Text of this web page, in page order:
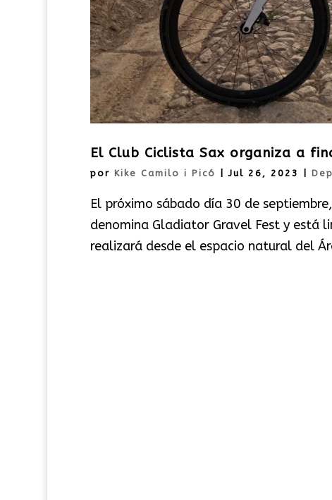
El Club Ciclista Sax organiza a
por Kike Camilo i Picó |Jul 26, 2023
El próximo sábado día 30 de
denomina Gladiator Gravel Fest y
realizará desde el espacio natural del